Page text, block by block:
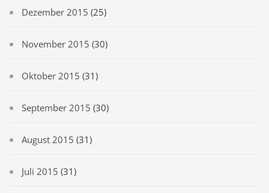
Dezember 2015 (25)
November 2015 (30)
Oktober 2015 (31)
September 2015 (30)
August 2015 (31)
Juli 2015 (31)